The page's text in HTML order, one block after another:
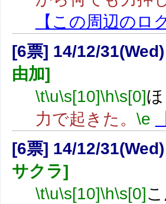
【この周辺のロ
[6票] 14/12/
由加]
\t\u\s[10]\h\s[0]
力で起きた。 \e
[6票] 14/12/
サクラ]
\t\u\s[10]\h\s[0]